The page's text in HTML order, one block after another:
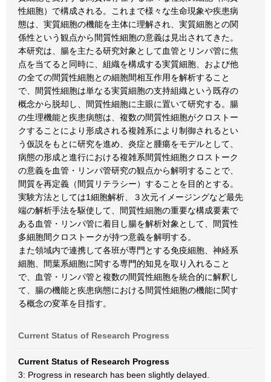
性細胞）で構成される。これまで様々な生命現象や疾患病
態は、実質細胞の機能を主体に理解され、実質細胞との関
係性という観点から間質性細胞の意義は見出されてきた。
本研究は、腸を主たる研究対象として血管とリンパ管に焦
点を当てると同時に、組織を構成する実質細胞、および他
の全ての間質性細胞との細胞間相互作用を解析すること
で、間質性細胞は単なる実質細胞の支持組織という既存の
概念から脱却し、間質性細胞に主眼に置いて研究する。腸
の生理機能と疾患病態は、複数の間質性細胞がクロストー
クすることにより形成される複雑系により制御されるとい
う仮説をもとに研究を進め、炎症と腫瘍をモデルとして、
病態の形成と進行における複雑系間質性細胞クロストーク
の意義を血管・リンパ管研究の観点から解明することで、
間質を再定義（間質リテラシー）することを目的とする。
実験方法としては1細胞解析、３次元イメージングなど最先
端の解析手法を駆使して、間質性細胞の重要な構成要素で
ある血管・リンパ管に着目し腸を解析対象として、間質性
多細胞間クロストークが持つ意義を解明する。
また領域内で連携して各班が専門とする免疫細胞、神経系
細胞、間葉系細胞に関する専門的知見を取り入れること
で、血管・リンパ管と複数の間質性細胞を統合的に解釈し
て、腸の機能と疾患病態における間質性細胞の機能に関す
る概念の変革を目指す。
Current Status of Research Progress
Current Status of Research Progress
3: Progress in research has been slightly delayed.